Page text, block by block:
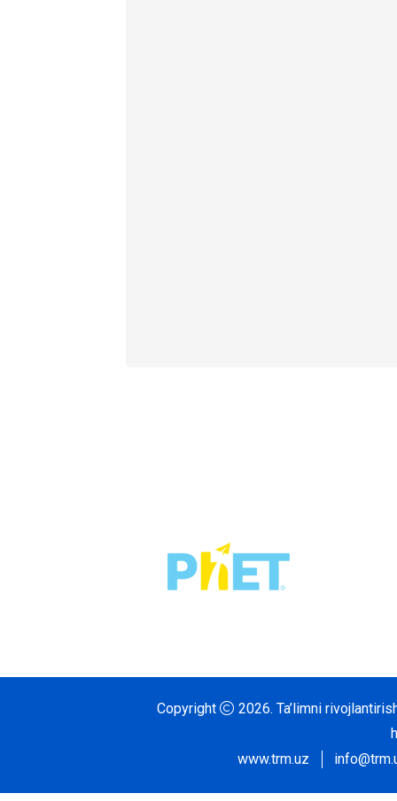
Copyright 2026. Ta’limni
www.trm.uz